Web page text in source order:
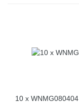
10 x